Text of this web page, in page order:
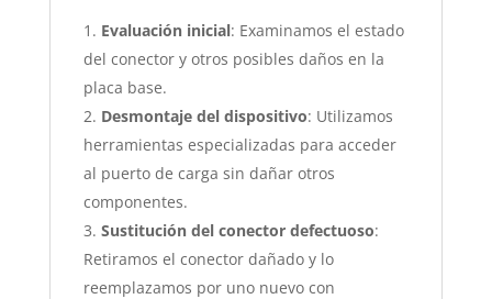
Evaluación inicial: Examinamos el estado
del conector y otros posibles daños en la
placa base.
Desmontaje del dispositivo: Utilizamos
herramientas especializadas para acceder
al puerto de carga sin dañar otros
componentes.
Sustitución del conector defectuoso:
Retiramos el conector dañado y lo
reemplazamos por uno nuevo con